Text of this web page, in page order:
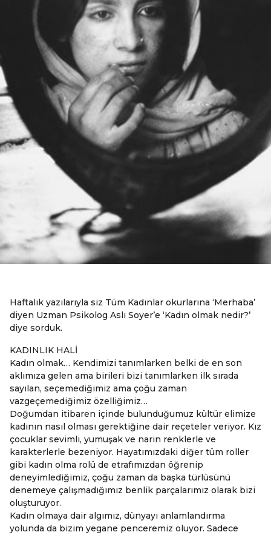
Haftalık yazılarıyla siz Tüm Kadınlar okurlarına ‘Merhaba’
diyen Uzman Psikolog Aslı Soyer’e ‘Kadın olmak nedir?’
diye sorduk.
KADINLIK HALİ
Kadın olmak… Kendimizi tanımlarken belki de en son
aklımıza gelen ama birileri bizi tanımlarken ilk sırada
sayılan, seçemediğimiz ama çoğu zaman
vazgeçemediğimiz özelliğimiz…
Doğumdan itibaren içinde bulunduğumuz kültür elimize
kadının nasıl olması gerektiğine dair reçeteler veriyor. Kız
çocuklar sevimli, yumuşak ve narin renklerle ve
karakterlerle bezeniyor. Hayatımızdaki diğer tüm roller
gibi kadın olma rolü de etrafımızdan öğrenip
deneyimlediğimiz, çoğu zaman da başka türlüsünü
denemeye çalışmadığımız benlik parçalarımız olarak bizi
oluşturuyor.
Kadın olmaya dair algımız, dünyayı anlamlandırma
yolunda da bizim yegane penceremiz oluyor. Sadece